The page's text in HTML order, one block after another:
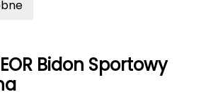
Bidon Sportowy